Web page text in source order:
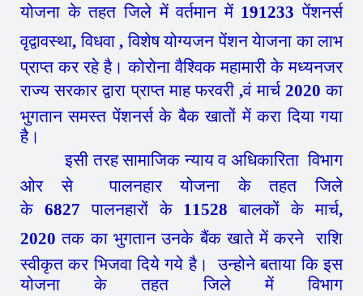
योजना के तहत जिले में वर्तमान में 191233 पेंशनर्स
वृद्वावस्था,विधवा ,विशेष योग्यजन पेंशन येाजना का लाभ
प्राप्त कर रहे है। कोरोना वैश्विक महामारी के मध्यनजर
राज्य सरकार द्वारा प्राप्त माह फरवरी,वं मार्च 2020 का
भुगतान समस्त पेंशनर्स के बैक खातों में करा दिया गया
है।
इसी तरह सामाजिक न्याय व अधिकारिता विभाग
ओर से पालनहार योजना के तहत जिले
के 6827 पालनहारों के 11528 बालकों के मार्च,
2020 तक का भुगतान उनके बैंक खाते में करने राशि
स्वीकृत कर भिजवा दिये गये है। उन्होने बताया कि इस
योजना के तहत जिले में विभाग